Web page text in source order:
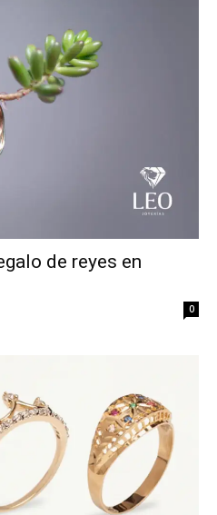
de reyes en
0